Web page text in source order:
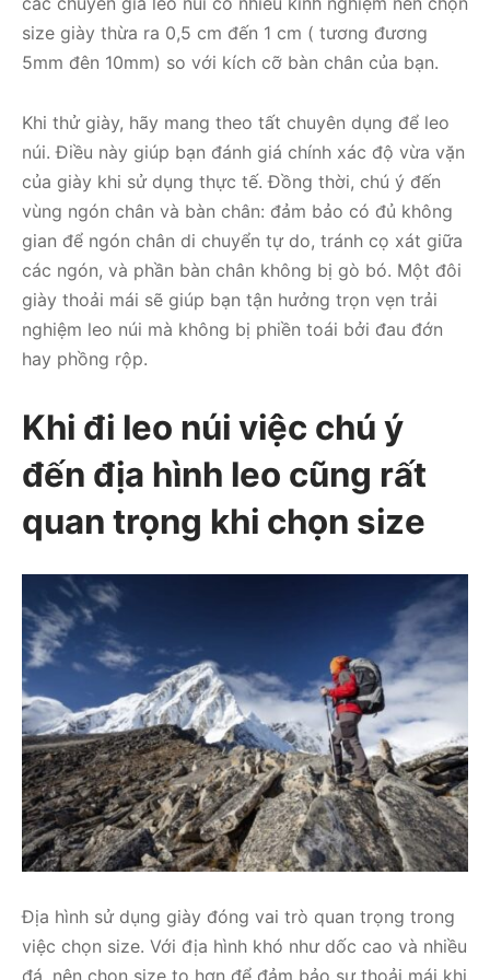
size giày thừa ra 0,5 cm đến 1 cm ( tương đương
5mm đên 10mm) so với kích cỡ bàn chân của bạn.
Khi thử giày, hãy mang theo tất chuyên dụng để leo
núi. Điều này giúp bạn đánh giá chính xác độ vừa vặn
của giày khi sử dụng thực tế. Đồng thời, chú ý đến
vùng ngón chân và bàn chân: đảm bảo có đủ không
gian để ngón chân di chuyển tự do, tránh cọ xát giữa
các ngón, và phần bàn chân không bị gò bó. Một đôi
giày thoải mái sẽ giúp bạn tận hưởng trọn vẹn trải
nghiệm leo núi mà không bị phiền toái bởi đau đớn
hay phồng rộp.
Khi đi leo núi việc chú ý
đến địa hình leo cũng rất
quan trọng khi chọn size
Địa hình sử dụng giày đóng vai trò quan trọng trong
việc chọn size. Với địa hình khó như dốc cao và nhiều
đá, nên chọn size to hơn để đảm bảo sự thoải mái khi